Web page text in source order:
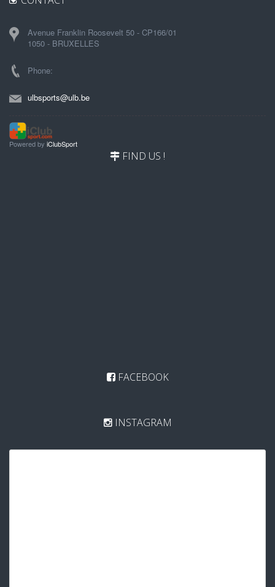
Avenue Franklin Roosevelt 50 - CP166/01
1050 - BRUXELLES
Phone:
ulbsports@ulb.be
Powered by iClubSport
FIND US !
FACEBOOK
INSTAGRAM